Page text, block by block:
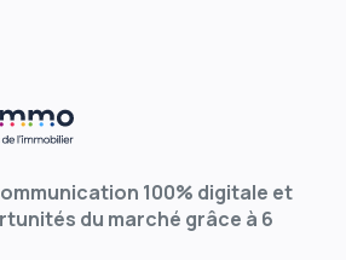
100% digitale et
du marché grâce à 6